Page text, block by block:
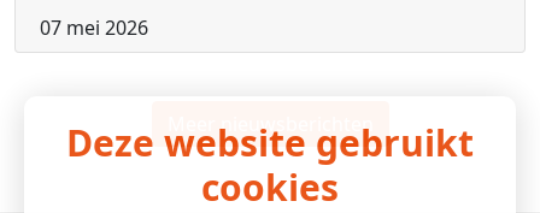
07 mei 2026
Meer nieuwsberichten
Deze website gebruikt
cookies